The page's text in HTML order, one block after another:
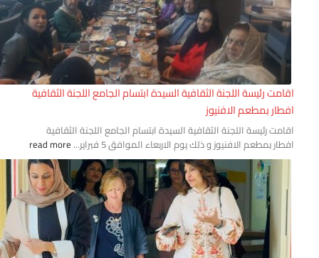
رئيسة اللجنة الثقافية السيدة ابتسام الجامع اللجنة الثقافية
بمطعم الافنيوز
رئيسة اللجنة الثقافية السيدة ابتسام الجامع اللجنة الثقافية
بمطعم الافنيوز و ذلك يوم الاربعاء الموافق 5 فبراير...
read more